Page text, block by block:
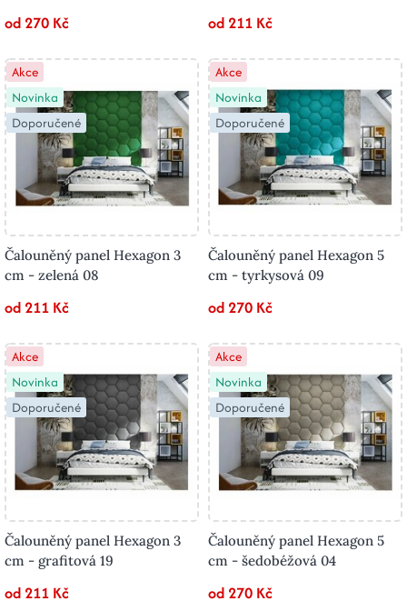
od 270 Kč od 211 Kč
Akce
Novinka
Doporučené
Čalouněný panel Hexagon 3
cm - zelená 08
od 211 Kč
Akce
Novinka
Doporučené
Čalouněný panel Hexagon 5
cm - tyrkysová 09
od 270 Kč
Akce
Novinka
Doporučené
Čalouněný panel Hexagon 3
cm - grafitová 19
od 211 Kč
Akce
Novinka
Doporučené
Čalouněný panel Hexagon 5
cm - šedobéžová 04
od 270 Kč